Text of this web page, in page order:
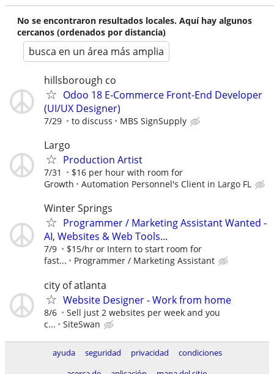
No se encontraron resultados locales. Aquí hay algunos
cercanos (ordenados por distancia)
busca en un área más amplia
hillsborough co
Odoo 18 E-Commerce Front-End Developer
(UI/UX Designer)
7/29 to discuss MBS SignSupply
Largo
Production Artist
7/31
$16 per hour with room for
Growth
Automation Personnel's Client in Largo FL
Winter Springs
Programmer / Marketing Assistant Wanted -
AI, Websites & Web Tools...
7/9
$15/hr or Intern to start room for
fast...
Programmer / Marketing Assistant
city of atlanta
Website Designer - Work from home
8/6
Sell just 2 websites per week and you
c...
SiteSwan
ayuda seguridad privacidad
condiciones